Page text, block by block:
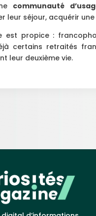
communauté
leur séjour, acquérir une
est propice :
certains retraités
leur deuxième vie.